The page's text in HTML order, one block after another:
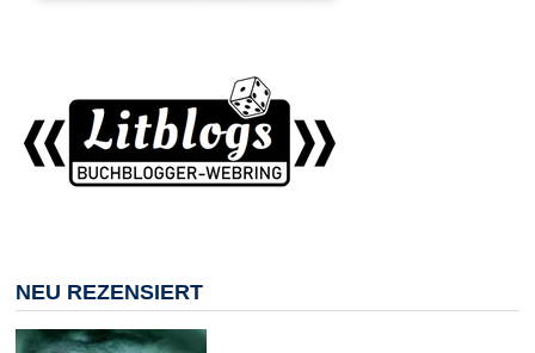
NEU REZENSIERT